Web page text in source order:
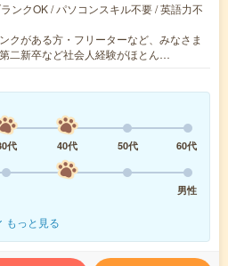
ンクOK / パソコンスキル不要 / 英語力不
クがある方・フリーターなど、みなさま
二新卒など社会人経験がほとん…
代 40代 50代
60代
男性
もっと見る